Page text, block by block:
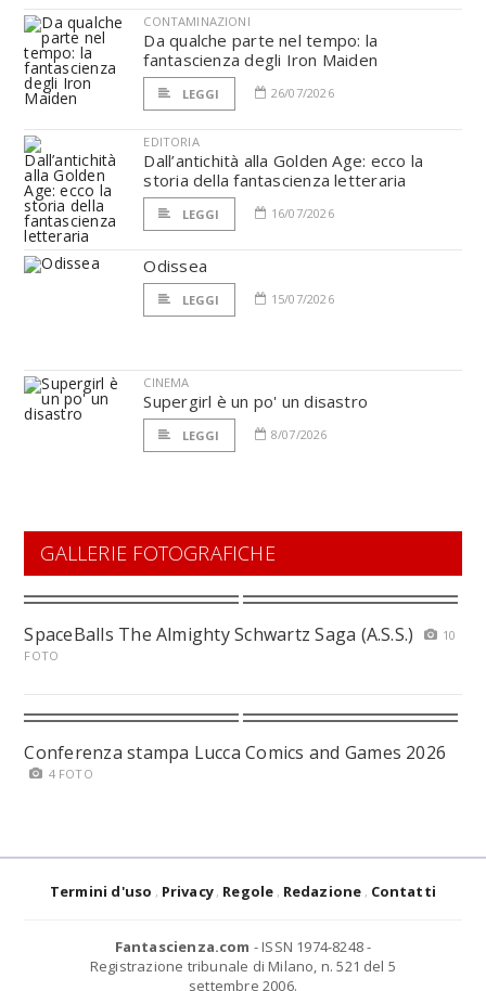
CONTAMINAZIONI
Da qualche parte nel tempo: la
fantascienza degli Iron Maiden
LEGGI 26/07/2026
EDITORIA
Dall’antichità alla Golden Age: ecco la
storia della fantascienza letteraria
LEGGI 16/07/2026
Odissea
LEGGI 15/07/2026
CINEMA
Supergirl è un po' un disastro
LEGGI 8/07/2026
GALLERIE FOTOGRAFICHE
SpaceBalls The Almighty Schwartz Saga (A.S.S.)
10
FOTO
Conferenza stampa Lucca Comics and Games 2026
4 FOTO
Termini d'uso Privacy Regole Redazione Contatti
Fantascienza.com - ISSN 1974-8248 -
Registrazione tribunale di Milano, n. 521 del 5
settembre 2006.